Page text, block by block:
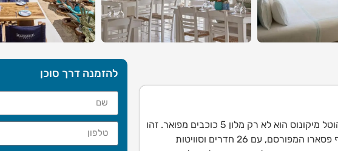
מחפשים את חוויית היוקרה האולטימטיבית במיקונוס? נאמוס הוטל מיקונוס הוא לא רק מלון 5 כוכבים מפואר. זהו
המלון הבוטיק החדש והמרגש ביותר במיקונוס, הממוקם על חוף פסארו המפורסם, עם 26 חדרים וסוויטות
להזמנה דרך סוכן